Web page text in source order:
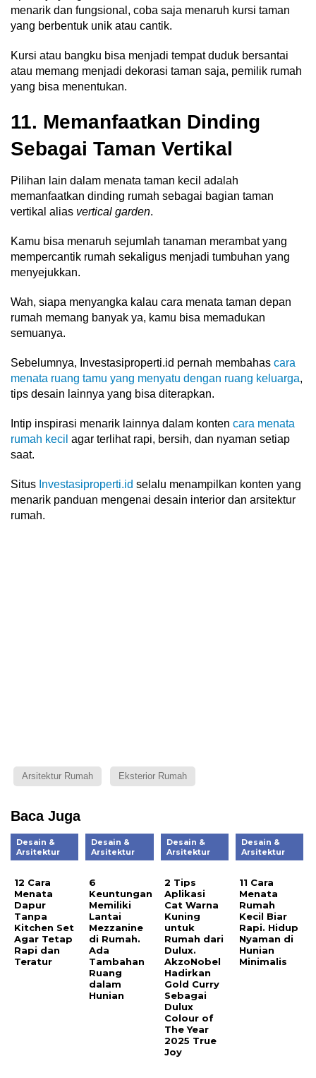
menarik dan fungsional, coba saja menaruh kursi taman
yang berbentuk unik atau cantik.
Kursi atau bangku bisa menjadi tempat duduk bersantai
atau memang menjadi dekorasi taman saja, pemilik rumah
yang bisa menentukan.
11. Memanfaatkan Dinding
Sebagai Taman Vertikal
Pilihan lain dalam menata taman kecil adalah
memanfaatkan dinding rumah sebagai bagian taman
vertikal alias vertical garden.
Kamu bisa menaruh sejumlah tanaman merambat yang
mempercantik rumah sekaligus menjadi tumbuhan yang
menyejukkan.
Wah, siapa menyangka kalau cara menata taman depan
rumah memang banyak ya, kamu bisa memadukan
semuanya.
Sebelumnya, Investasiproperti.id pernah membahas cara
menata ruang tamu yang menyatu dengan ruang keluarga,
tips desain lainnya yang bisa diterapkan.
Intip inspirasi menarik lainnya dalam konten cara menata
rumah kecil agar terlihat rapi, bersih, dan nyaman setiap
saat.
Situs Investasiproperti.id selalu menampilkan konten yang
menarik panduan mengenai desain interior dan arsitektur
rumah.
Arsitektur Rumah Eksterior Rumah
Baca Juga
Desain &
Arsitektur
12 Cara
Menata
Dapur
Tanpa
Kitchen Set
Agar Tetap
Rapi dan
Teratur
Desain &
Arsitektur
6
Keuntungan
Memiliki
Lantai
Mezzanine
di Rumah.
Ada
Tambahan
Ruang
dalam
Hunian
Desain &
Arsitektur
2 Tips
Aplikasi
Cat Warna
Kuning
untuk
Rumah dari
Dulux.
AkzoNobel
Hadirkan
Gold Curry
Sebagai
Dulux
Colour of
The Year
2025 True
Joy
Desain &
Arsitektur
11 Cara
Menata
Rumah
Kecil Biar
Rapi. Hidup
Nyaman di
Hunian
Minimalis